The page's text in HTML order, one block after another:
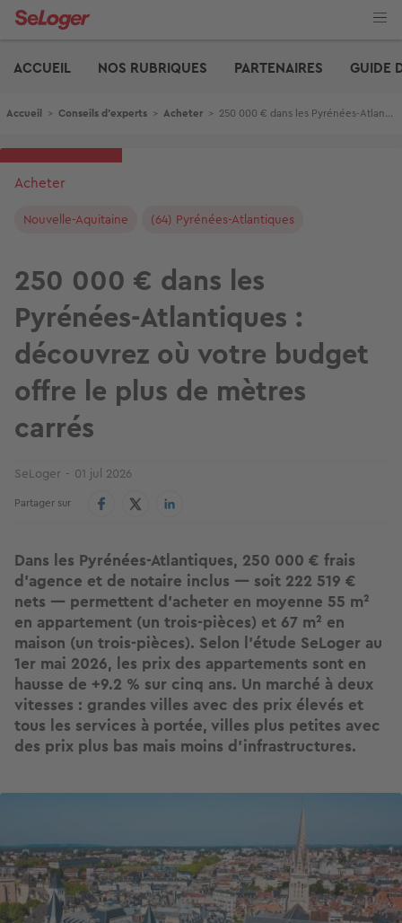
Aller
ACCUEIL
NOS RUBRIQUES PARTENAIRES GUIDE
Fil d'Ariane
Accueil > Conseils d'experts > Acheter > 250 000 € dans les Pyrénées-Atlantiques : découvrez où votre budget offre le plus de mètres carrés
Acheter
Nouvelle-Aquitaine (64) Pyrénées-Atlantiques
250 000 € dans les
Pyrénées-Atlantiques :
découvrez où votre budget
offre le plus de mètres
carrés
SeLoger 01 jul 2026
Partager sur
Dans les Pyrénées-Atlantiques, 250 000 € frais
d'agence et de notaire inclus — soit 222 519 €
nets — permettent d'acheter en moyenne 55 m²
en appartement (un trois-pièces) et 67 m² en
maison (un trois-pièces). Selon l'étude SeLoger au
1er mai 2026, les prix des appartements sont en
hausse de +9.2 % sur cinq ans. Un marché à deux
vitesses : grandes villes avec des prix élevés et
tous les services à portée, villes plus petites avec
des prix plus bas mais moins d'infrastructures.
Image